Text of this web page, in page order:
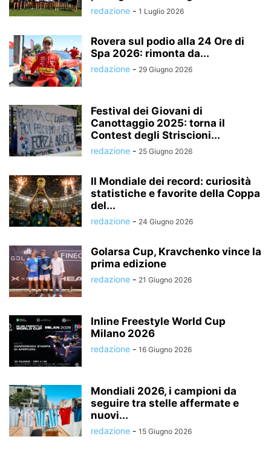
redazione - 1 Luglio 2026
Rovera sul podio alla 24 Ore di
Spa 2026: rimonta da...
redazione - 29 Giugno 2026
Festival dei Giovani di
Canottaggio 2025: torna il
Contest degli Striscioni...
redazione - 25 Giugno 2026
Il Mondiale dei record: curiosità
statistiche e favorite della Coppa
del...
redazione - 24 Giugno 2026
Golarsa Cup, Kravchenko vince la
prima edizione
redazione - 21 Giugno 2026
Inline Freestyle World Cup
Milano 2026
redazione - 16 Giugno 2026
Mondiali 2026, i campioni da
seguire tra stelle affermate e
nuovi...
redazione - 15 Giugno 2026